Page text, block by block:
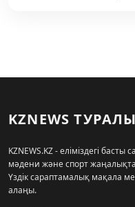
KZNEWS ТУРАЛЫ
KZNEWS.KZ - еліміздегі
мәдени және спорт
Үздік сараптамалық мақала
алаңы.